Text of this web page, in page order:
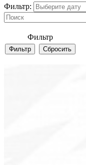
Фильтр:
Фильтр